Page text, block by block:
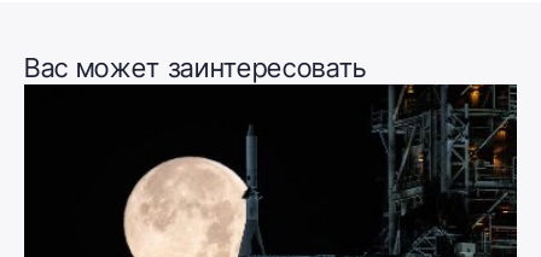
Вас может заинтересовать